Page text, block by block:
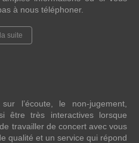
à nous téléphoner.
suite
l’écoute, le non-jugement,
être très interactives lorsque
travailler de concert avec vous
qualité et un service qui répond